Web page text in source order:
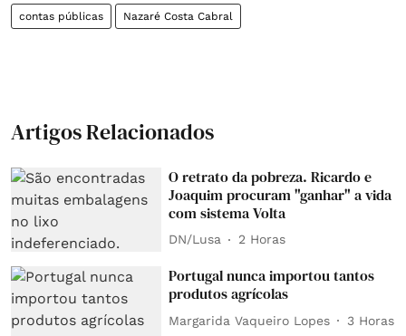
contas públicas Nazaré Costa Cabral
Artigos Relacionados
O retrato da pobreza. Ricardo e
Joaquim procuram "ganhar" a vida
com sistema Volta
DN/Lusa 2 Horas
Portugal nunca importou tantos
produtos agrícolas
Margarida Vaqueiro Lopes 3 Horas